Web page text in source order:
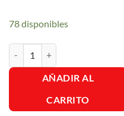
78 disponibles
AÑADIR AL
CARRITO